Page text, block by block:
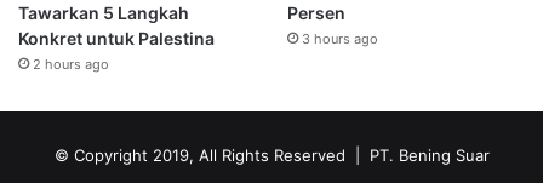
Tawarkan 5 Langkah
Konkret untuk Palestina
2 hours ago
Persen
3 hours ago
© Copyright 2019, All Rights Reserved | PT. Bening Suar